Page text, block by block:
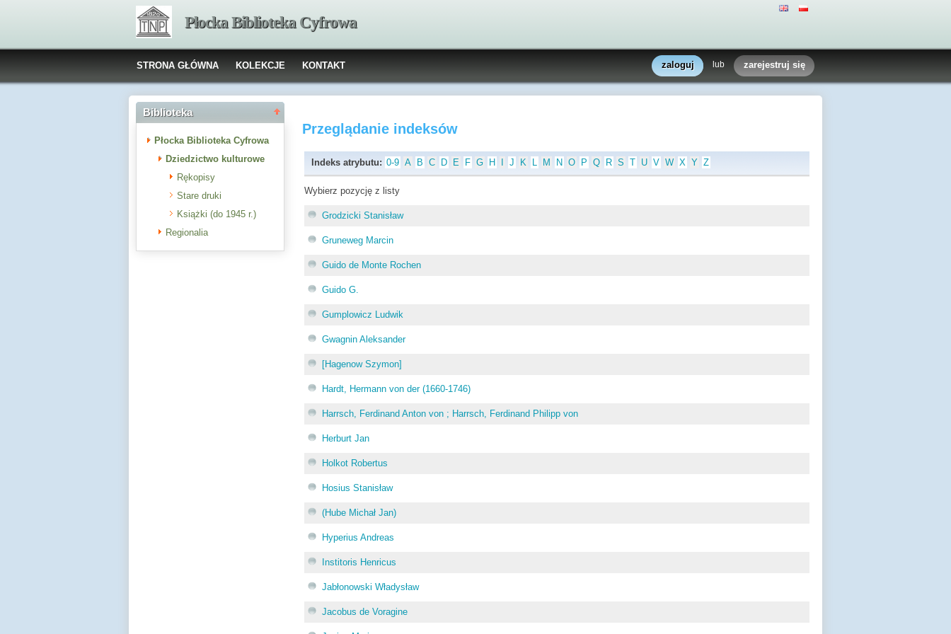
Płocka Biblioteka Cyfrowa
STRONA GŁÓWNA KOLEKCJE KONTAKT zaloguj lub zarejestruj się
Biblioteka
Płocka Biblioteka Cyfrowa
Dziedzictwo kulturowe
Rękopisy
Stare druki
Książki (do 1945 r.)
Regionalia
Przeglądanie indeksów
Indeks atrybutu: 0-9 A B C D E F G H J K L M N O P Q R S T U V W X Y Z
Wybierz pozycję z listy
Grodzicki Stanisław
Gruneweg Marcin
Guido de Monte Rochen
Guido G.
Gumplowicz Ludwik
Gwagnin Aleksander
[Hagenow Szymon]
Hardt, Hermann von der (1660-1746)
Harrsch, Ferdinand Anton von ; Harrsch, Ferdinand Philipp von
Herburt Jan
Holkot Robertus
Hosius Stanisław
(Hube Michał Jan)
Hyperius Andreas
Institoris Henricus
Jabłonowski Władysław
Jacobus de Voragine